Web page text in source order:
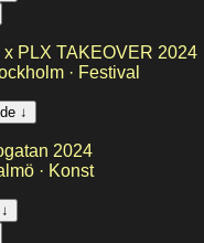
PLX TAKEOVER 2024
· Festival
↓
2024
· Konst